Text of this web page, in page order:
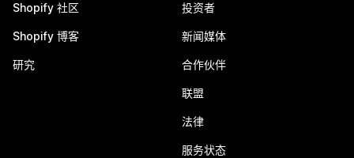
Shopify 社区
Shopify 博客
研究
投资者
新闻媒体
合作伙伴
联盟
法律
服务状态